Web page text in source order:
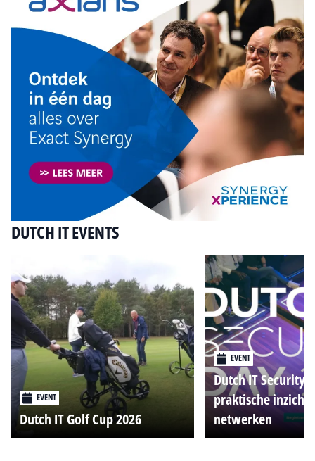
DUTCH IT EVENTS
EVENT
Dutch IT Golf Cup 2026
EVENT
Dutch IT Security
praktische
netwerken